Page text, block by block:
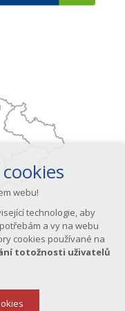
webu!
technologie, aby
a vy na webu
cookies používané na
totožnosti uživatelů